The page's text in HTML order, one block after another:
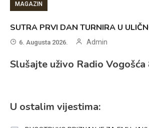
MAGAZIN
SUTRA PRVI DAN TURNIRA U
6. Augusta 2026. Admin
Slušajte uživo Radio
U ostalim vijestima: